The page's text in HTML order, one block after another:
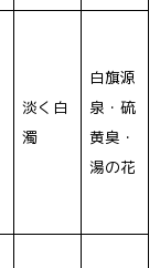
淡く白
濁
白旗源
泉・硫
黄臭・
湯の花